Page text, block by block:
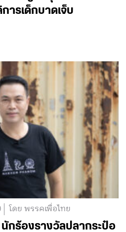
ารเด็กบาดเจ็บ
โดย พรรคเพื่อไทย
กร้องรางวัลปลากระป๋อ